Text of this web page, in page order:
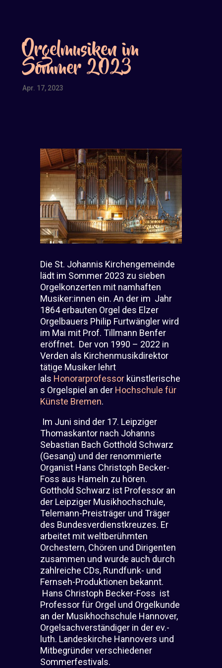
Orgelmusiken im
Sommer 2023
Apr. 17, 2023
Die St. Johannis Kirchengemeinde
lädt im Sommer 2023 zu sieben
Orgelkonzerten mit namhaften
Musiker:innen ein. An der im Jahr
1864 erbauten Orgel des Elzer
Orgelbauers Philip Furtwängler wird
im Mai mit Prof. Tillmann Benfer
eröffnet. Der von 1990 – 2022 in
Verden als Kirchenmusikdirektor
tätige Musiker lehrt
als Honorarprofessorkünstlerische
s Orgelspiel an der Hochschule für
Künste Bremen.
Im Juni sind der 17. Leipziger
Thomaskantor nach Johanns
Sebastian Bach Gotthold Schwarz
(Gesang) und der renommierte
Organist Hans Christoph Becker-
Foss aus Hameln zu hören.
Gotthold Schwarz ist Professor an
der Leipziger Musikhochschule,
Telemann-Preisträger und Träger
des Bundesverdienstkreuzes. Er
arbeitet mit weltberühmten
Orchestern, Chören und Dirigenten
zusammen und wurde auch durch
zahlreiche CDs, Rundfunk- und
Fernseh-Produktionen bekannt.
Hans Christoph Becker-Foss ist
Professor für Orgel und Orgelkunde
an der Musikhochschule Hannover,
Orgelsachverständiger in der ev.-
luth. Landeskirche Hannovers und
Mitbegründer verschiedener
Sommerfestivals.